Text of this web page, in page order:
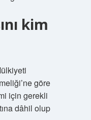
kim
göre
için gerekli
dâhil olup